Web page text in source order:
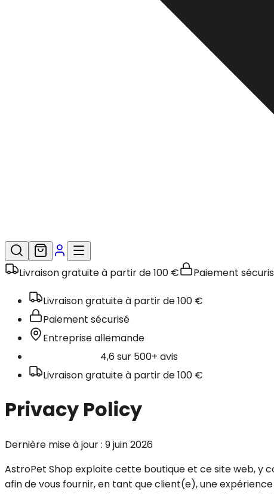
Livraison gratuite à partir de 100 € Paiement
Livraison gratuite à partir de 100 €
Paiement sécurisé
Entreprise allemande
4,6 sur 500+ avis
Livraison gratuite à partir de 100 €
Privacy Policy
Dernière mise à jour : 9 juin 2026
AstroPet Shop exploite cette boutique et ce site web, y
afin de vous fournir, en tant que client(e), une